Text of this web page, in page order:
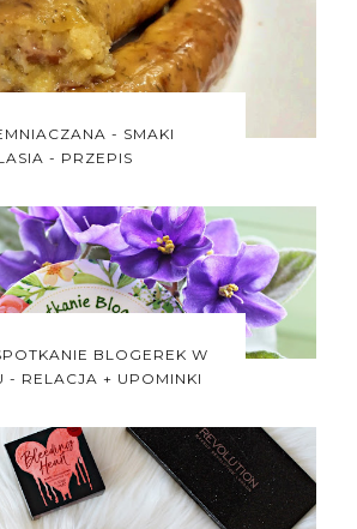
- SMAKI
- PRZEPIS
BLOGEREK W
- RELACJA + UPOMINKI